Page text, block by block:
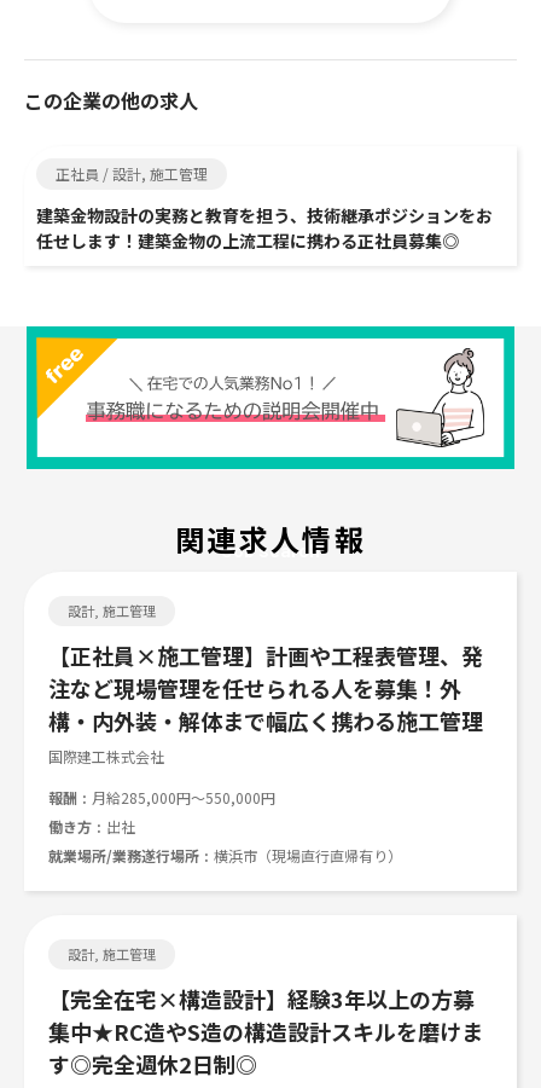
この企業の他の求人
正社員 / 設計, 施工管理
建築金物設計の実務と教育を担う、技術継承ポジションをお
任せします！建築金物の上流工程に携わる正社員募集◎
関連求人情報
Job search
設計, 施工管理
【正社員×施工管理】計画や工程表管理、発
注など現場管理を任せられる人を募集！外
構・内外装・解体まで幅広く携わる施工管理
国際建工株式会社
報酬
月給285,000円～550,000円
働き方
出社
就業場所/業務遂行場所
横浜市（現場直行直帰有り）
設計, 施工管理
【完全在宅×構造設計】経験3年以上の方募
集中★RC造やS造の構造設計スキルを磨けま
す◎完全週休2日制◎